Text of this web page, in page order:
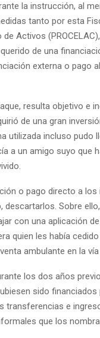
la instrucción, al
tanto por esta
Activos
de una
externa o pago
resulta objetivo e
de una gran
utilizada incluso pudo
a un amigo suyo que
o pago directo a
Sobre
con una aplicación
quien les había
ambulante en la vía
los dos años
sido
transferencias e
que los